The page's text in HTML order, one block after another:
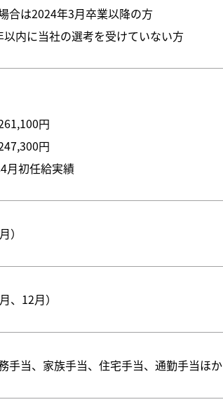
合は2024年3月卒業以降の方
内に当社の選考を受けていない方
円
円
月初任給実績
）
、12月）
手当、家族手当、住宅手当、通勤手当ほか